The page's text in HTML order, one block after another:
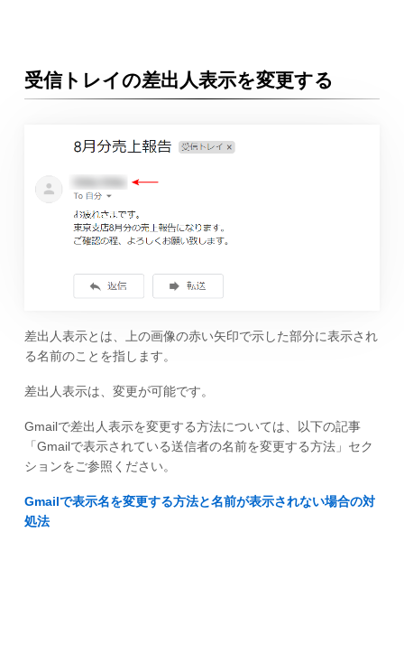
受信トレイの差出人表示を変更する
差出人表示とは、上の画像の赤い矢印で示した部分に表示され
る名前のことを指します。
差出人表示は、変更が可能です。
Gmailで差出人表示を変更する方法については、以下の記事
「Gmailで表示されている送信者の名前を変更する方法」セク
ションをご参照ください。
Gmailで表示名を変更する方法と名前が表示されない場合の対
処法